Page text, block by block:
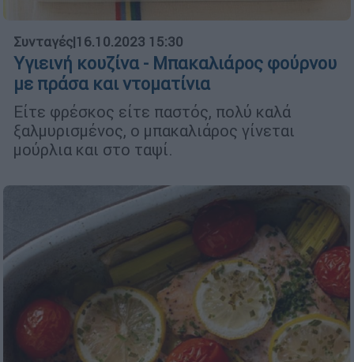
Συνταγές|16.10.2023 15:30
Υγιεινή κουζίνα - Μπακαλιάρος φούρνου
με πράσα και ντοματίνια
Είτε φρέσκος είτε παστός, πολύ καλά
ξαλμυρισμένος, ο μπακαλιάρος γίνεται
μούρλια και στο ταψί.